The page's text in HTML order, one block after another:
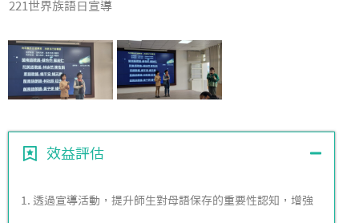
221世界族語日宣導
效益評估
1. 透過宣導活動，提升師生對母語保存的重要性認知，增強